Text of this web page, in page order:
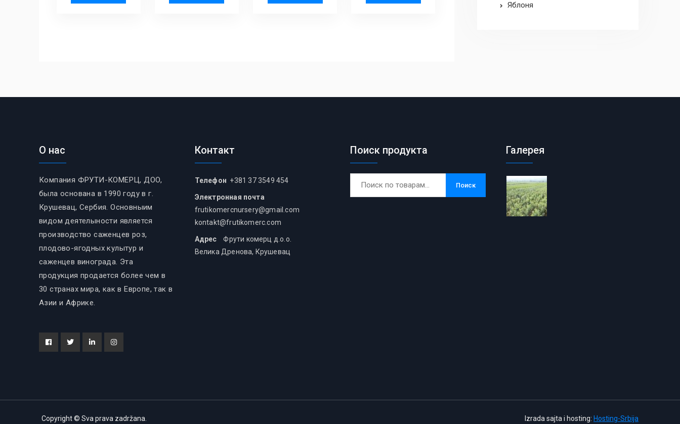
Яблоня
О нас
Компания ФРУТИ-КОМЕРЦ, ДОО,
была основана в 1990 году в г.
Крушевац, Сербия. Основныим
видом деятелыности является
производство саженцев роз,
плодово-ягодных кулытур и
саженцев винограда. Эта
продукция продается более чем в
30 странах мира, как в Европе, так в
Азии и Африке.
Контакт
Телефон +381 37 3549 454
Электронная почта
frutikomercnursery@gmail.com
kontakt@frutikomerc.com
Адрес Фрути комерц д.о.о.
Велика Дренова, Крушевац
Поиск продукта
Искать:
Поиск
Галерея
Copyright © Sva prava zadržana. Izrada sajta i hosting: Hosting-Srbija